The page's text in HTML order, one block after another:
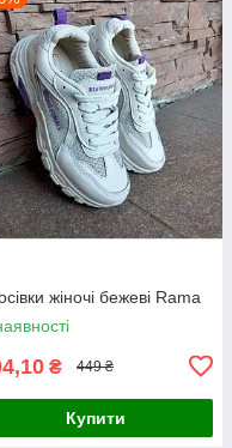
жіночі бежеві Rama
₴ 449 ₴
Купити